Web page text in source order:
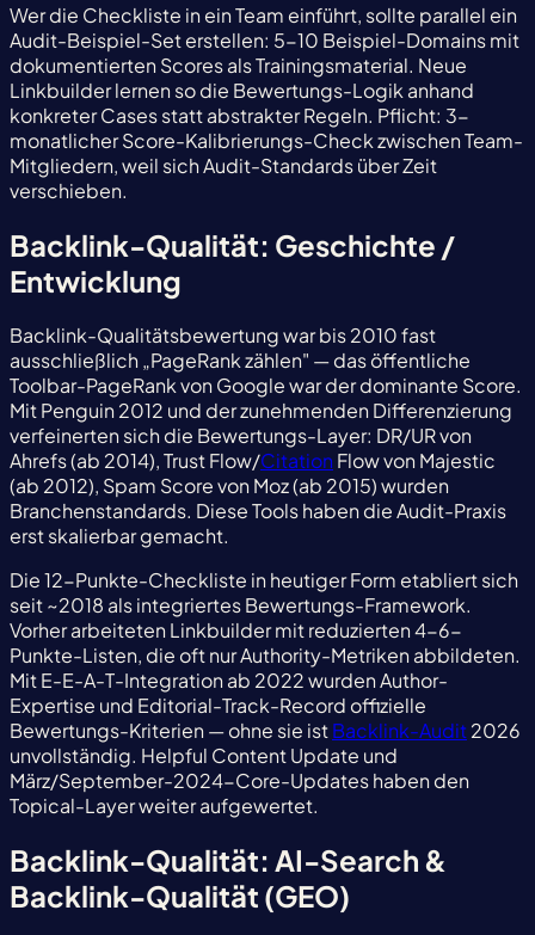
Wer die Checkliste in ein Team einführt, sollte parallel ein
Audit-Beispiel-Set erstellen: 5-10 Beispiel-Domains mit
dokumentierten Scores als Trainingsmaterial. Neue
Linkbuilder lernen so die Bewertungs-Logik anhand
konkreter Cases statt abstrakter Regeln. Pflicht: 3-
monatlicher Score-Kalibrierungs-Check zwischen Team-
Mitgliedern, weil sich Audit-Standards über Zeit
verschieben.
Backlink-Qualität: Geschichte /
Entwicklung
Backlink-Qualitätsbewertung war bis 2010 fast
ausschließlich „PageRank zählen" — das öffentliche
Toolbar-PageRank von Google war der dominante Score.
Mit Penguin 2012 und der zunehmenden Differenzierung
verfeinerten sich die Bewertungs-Layer: DR/UR von
Ahrefs (ab 2014), Trust Flow/Citation Flow von Majestic
(ab 2012), Spam Score von Moz (ab 2015) wurden
Branchenstandards. Diese Tools haben die Audit-Praxis
erst skalierbar gemacht.
Die 12-Punkte-Checkliste in heutiger Form etabliert sich
seit ~2018 als integriertes Bewertungs-Framework.
Vorher arbeiteten Linkbuilder mit reduzierten 4-6-
Punkte-Listen, die oft nur Authority-Metriken abbildeten.
Mit E-E-A-T-Integration ab 2022 wurden Author-
Expertise und Editorial-Track-Record offizielle
Bewertungs-Kriterien — ohne sie istBacklink-Audit2026
unvollständig. Helpful Content Update und
März/September-2024-Core-Updates haben den
Topical-Layer weiter aufgewertet.
Backlink-Qualität: AI-Search &
Backlink-Qualität (GEO)